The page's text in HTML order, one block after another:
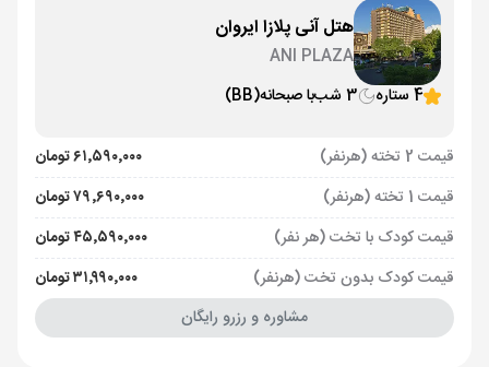
هتل آنی پلازا ایروان
ANI PLAZA
4 ستاره
3 شب با صبحانه(BB)
قیمت 2 تخته (هرنفر)
۶۱٬۵۹۰٬۰۰۰ تومان
قیمت 1 تخته (هرنفر)
۷۹٬۶۹۰٬۰۰۰ تومان
قیمت کودک با تخت (هر نفر)
۴۵٬۵۹۰٬۰۰۰ تومان
قیمت کودک بدون تخت (هرنفر)
۳۱٬۹۹۰٬۰۰۰ تومان
مشاوره و رزرو رایگان